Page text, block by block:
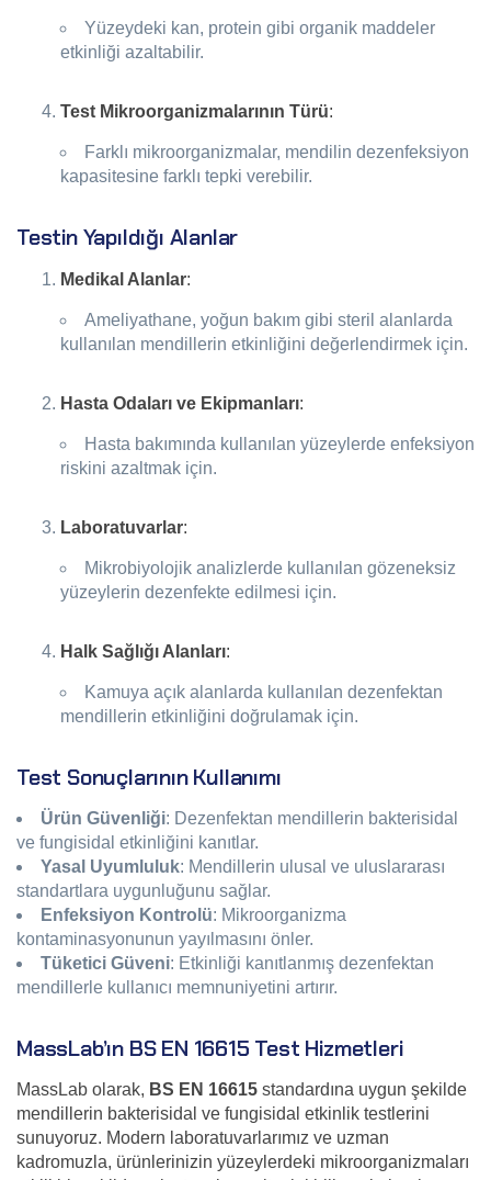
Yüzeydeki kan, protein gibi organik maddeler
etkinliği azaltabilir.
Test Mikroorganizmalarının Türü:
Farklı mikroorganizmalar, mendilin dezenfeksiyon
kapasitesine farklı tepki verebilir.
Testin Yapıldığı Alanlar
Medikal Alanlar:
Ameliyathane, yoğun bakım gibi steril alanlarda
kullanılan mendillerin etkinliğini değerlendirmek için.
Hasta Odaları ve Ekipmanları:
Hasta bakımında kullanılan yüzeylerde enfeksiyon
riskini azaltmak için.
Laboratuvarlar:
Mikrobiyolojik analizlerde kullanılan gözeneksiz
yüzeylerin dezenfekte edilmesi için.
Halk Sağlığı Alanları:
Kamuya açık alanlarda kullanılan dezenfektan
mendillerin etkinliğini doğrulamak için.
Test Sonuçlarının Kullanımı
Ürün Güvenliği: Dezenfektan mendillerin bakterisidal
ve fungisidal etkinliğini kanıtlar.
Yasal Uyumluluk: Mendillerin ulusal ve uluslararası
standartlara uygunluğunu sağlar.
Enfeksiyon Kontrolü: Mikroorganizma
kontaminasyonunun yayılmasını önler.
Tüketici Güveni: Etkinliği kanıtlanmış dezenfektan
mendillerle kullanıcı memnuniyetini artırır.
MassLab’ın BS EN 16615 Test Hizmetleri
MassLab olarak, BS EN 16615 standardına uygun şekilde
mendillerin bakterisidal ve fungisidal etkinlik testlerini
sunuyoruz. Modern laboratuvarlarımız ve uzman
kadromuzla, ürünlerinizin yüzeylerdeki mikroorganizmaları